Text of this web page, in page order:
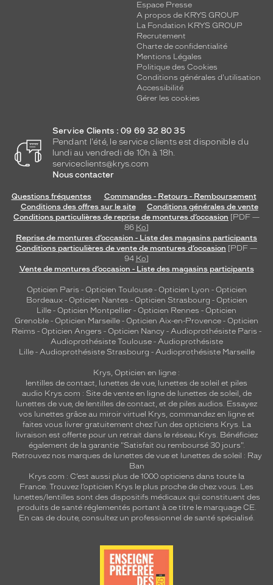
Espace Presse
A propos de KRYS GROUP
La Fondation KRYS GROUP
Recrutement
Charte de confidentialité
Mentions Légales
Politique des Cookies
Conditions générales d'utilisation
Accessibilité
Gérer les cookies
Service Clients : 09 69 32 80 35
Pendant l'été, le service clients est disponible du
lundi au vendredi de 10h à 18h.
serviceclients@krys.com
Nous contacter
Questions fréquentes
Commandes - Retours - Remboursement
Conditions des offres sur le site
Conditions générales de vente
Conditions particulières de reprise de montures d’occasion [PDF —
86 Ko]
Reprise de montures d’occasion - Liste des magasins participants
Conditions particulières de vente de montures d’occasion [PDF —
94 Ko]
Vente de montures d’occasion - Liste des magasins participants
Opticien Paris - Opticien Toulouse- Opticien Lyon - Opticien
Bordeaux- Opticien Nantes - Opticien Strasbourg - Opticien
Lille - Opticien Montpellier - Opticien Rennes - Opticien
Grenoble - Opticien Marseille - Opticien Aix-en-Provence - Opticien
Reims - Opticien Angers - Opticien Nancy - Audioprothésiste Paris -
Audioprothésiste Toulouse- Audioprothésiste
Lille- Audioprothésiste Strasbourg - Audioprothésiste Marseille
Krys, Opticien en ligne :
lentilles de contact, lunettes de vue, lunettes de soleil et piles
audio Krys.com : Site de vente en ligne de lunettes de soleil, de
lunettes de vue, de lentilles de contact, et de piles audios. Essayez
vos lunettes grâce au miroir virtuel Krys, commandez en ligne et
faites vous livrer gratuitement chez l'un des opticiens Krys. La
livraison est offerte pour un retrait dans le réseau Krys. Bénéficiez
également de la garantie "Satisfait ou remboursé 30 jours".
Retrouvez nos marques de lunettes de vue et lunettes de soleil : Ray
Ban
Krys.com : C’est aussi plus de 1000 opticiens dans toute la
France. Trouvez l’opticien Krys le plus proche de chez vous. Les
lunettes/lentilles sont des dispositifs médicaux qui constituent des
produits de santé réglementés portant à ce titre le marquage CE.
En cas de doute, consultez un professionnel de santé spécialisé.